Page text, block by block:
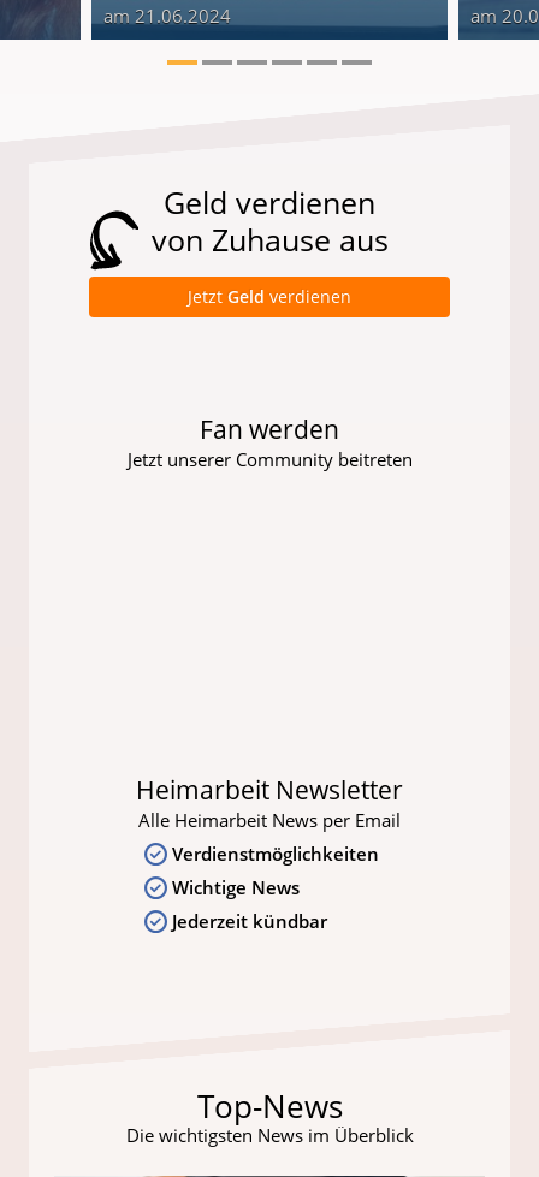
am 21.06.2024 am
Geld verdienen
von Zuhause aus
Jetzt Geld verdienen
Fan werden
Jetzt unserer Community beitreten
Heimarbeit Newsletter
Alle Heimarbeit News per Email
Verdienstmöglichkeiten
Wichtige News
Jederzeit kündbar
Top-News
Die wichtigsten News im Überblick